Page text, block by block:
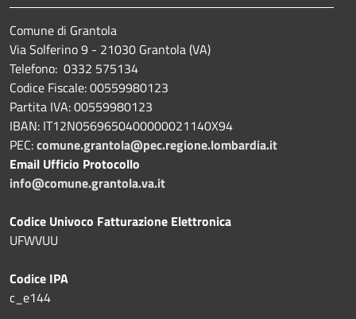
Comune di Grantola
Via Solferino 9 - 21030 Grantola (VA)
Telefono: 0332 575134
Codice Fiscale: 00559980123
Partita IVA: 00559980123
IBAN: IT12N0569650400000021140X94
PEC:comune.grantola@pec.regione.lombardia.it
Email Ufficio Protocollo
info@comune.grantola.va.it
Codice Univoco Fatturazione Elettronica
UFWVUU
Codice IPA
c_e144